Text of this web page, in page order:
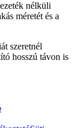
nélküli
méretét és a
szeretnél
hosszú távon is